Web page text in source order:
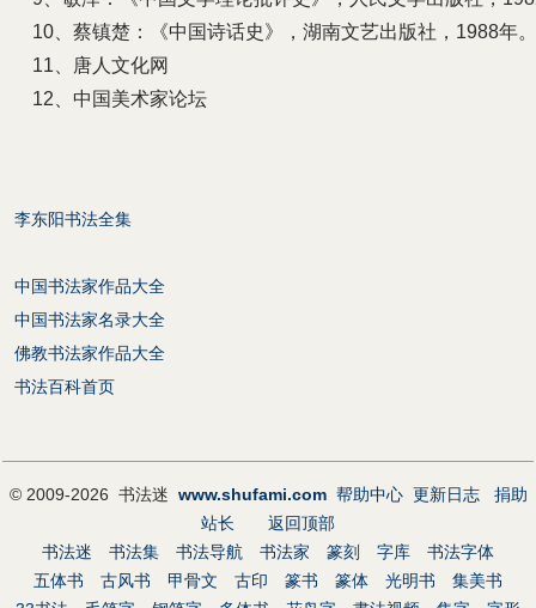
10、蔡镇楚：《中国诗话史》，湖南文艺出版社，1988年。
11、唐人文化网
12、中国美术家论坛
李东阳书法全集
中国书法家作品大全
中国书法家名录大全
佛教书法家作品大全
书法百科首页
© 2009-2026 书法迷 www.shufami.com 帮助中心 更新日志
捐助
站长
返回顶部
书法迷
书法集 书法导航 书法家 篆刻 字库
书法字体
五体书
古风书 甲骨文 古印 篆书 篆体 光明书
集美书